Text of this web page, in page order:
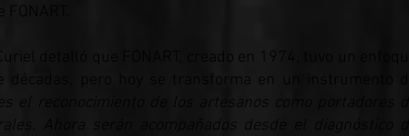
detalló que FONART, creado en 1974, tuvo un enfoque
décadas, pero hoy se transforma en un instrumento de
es el reconocimiento de los artesanos como portadores de
Ahora serán acompañados desde el diagnóstico de